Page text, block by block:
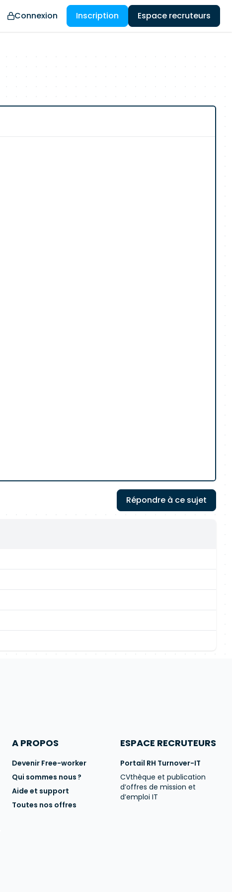
Connexion Inscription Espace recruteurs
Répondre à ce sujet
A PROPOS
Devenir Free-worker
Qui sommes nous ?
Aide et support
Toutes nos offres
ESPACE RECRUTEURS
Portail RH Turnover-IT
CVthèque et publication
d’offres de mission et
d’emploi IT